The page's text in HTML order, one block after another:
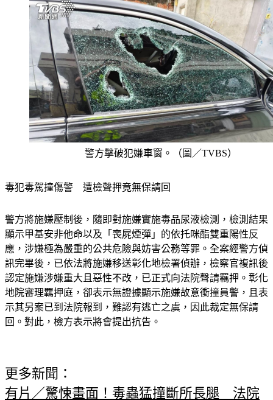
警方擊破犯嫌車窗。（圖／TVBS）
毒犯毒駕撞傷警　遭檢聲押竟無保請回
警方將施嫌壓制後，隨即對施嫌實施毒品尿液檢測，檢測結果
顯示甲基安非他命以及「喪屍煙彈」的依托咪酯雙重陽性反
應，涉嫌極為嚴重的公共危險與妨害公務等罪。全案經警方偵
訊完畢後，已依法將施嫌移送彰化地檢署偵辦，檢察官複訊後
認定施嫌涉嫌重大且惡性不改，已正式向法院聲請羈押。彰化
地院審理羈押庭，卻表示無證據顯示施嫌故意衝撞員警，且表
示其另案已到法院報到，難認有逃亡之虞，因此裁定無保請
回。對此，檢方表示將會提出抗告。
更多新聞：
有片／驚悚畫面！毒蟲猛撞斷所長腿　法院